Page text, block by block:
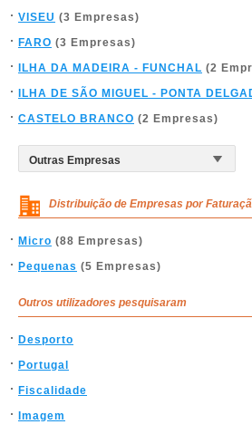
VISEU (3 Empresas)
FARO (3 Empresas)
ILHA DA MADEIRA - FUNCHAL (2
ILHA DE SÃO MIGUEL - PONTA
CASTELO BRANCO (2 Empresas)
Distribuição de Empresas por
Micro (88 Empresas)
Pequenas (5 Empresas)
Outros utilizadores pesquisaram
Desporto
Portugal
Fiscalidade
Imagem